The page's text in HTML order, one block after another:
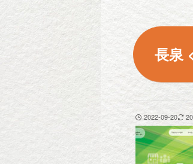
長泉
2022-09-20